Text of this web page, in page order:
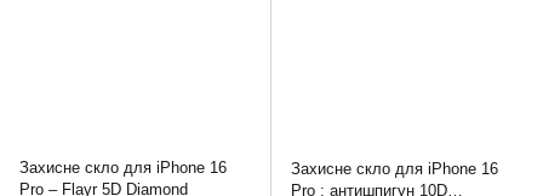
Захисне скло для iPhone 16
Pro – Flayr 5D Diamond
Захисне скло для iPhone 16
Pro : антишпигун 10D